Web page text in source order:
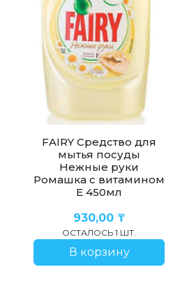
FAIRY Средство для
мытья посуды
Нежные руки
Ромашка с витамином
Е 450мл
930,00 ₸
ОСТАЛОСЬ 1 ШТ.
В корзину